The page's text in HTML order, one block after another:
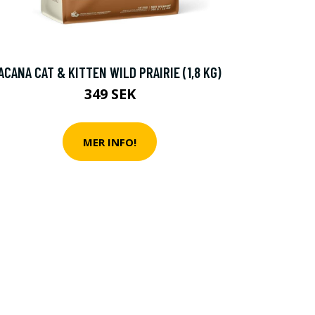
CAT & KITTEN WILD PRAIRIE (1,8 KG)
349 SEK
MER INFO!